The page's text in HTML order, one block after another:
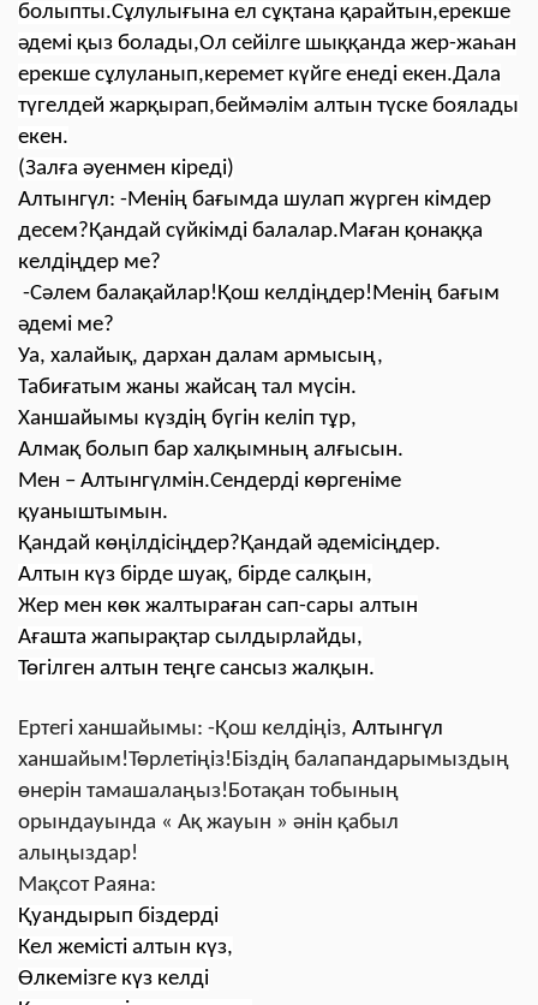
болыпты.Сұлулығына ел сұқтана қарайтын,ерекше
әдемі қыз болады,Ол сейілге шыққанда жер-жаһан
ерекше сұлуланып,керемет күйге енеді екен.Дала
түгелдей жарқырап,беймәлім алтын түске боялады
екен.
(Залға әуенмен кіреді)
Алтынгүл: -Менің бағымда шулап жүрген кімдер
десем?Қандай сүйкімді балалар.Маған қонаққа
келдіңдер ме?
-Сәлем балақайлар!Қош келдіңдер!Менің бағым
әдемі ме?
Уа, халайық, дархан далам армысың,
Табиғатым жаны жайсаң тал мүсін.
Ханшайымы күздің бүгін келіп тұр,
Алмақ болып бар халқымның алғысын.
Мен – Алтынгүлмін.Сендерді көргеніме
қуаныштымын.
Қандай көңілдісіңдер?Қандай әдемісіңдер.
Алтын күз бірде шуақ, бірде салқын,
Жер мен көк жалтыраған сап-сары алтын
Ағашта жапырақтар сылдырлайды,
Төгілген алтын теңге сансыз жалқын.
Ертегі ханшайымы: -Қош келдіңіз, Алтынгүл
ханшайым!Төрлетіңіз!Біздің балапандарымыздың
өнерін тамашалаңыз!Ботақан тобының
орындауында « Ақ жауын » әнін қабыл
алыңыздар!
Мақсот Раяна:
Қуандырып біздерді
Кел жемісті алтын күз,
Өлкемізге күз келді